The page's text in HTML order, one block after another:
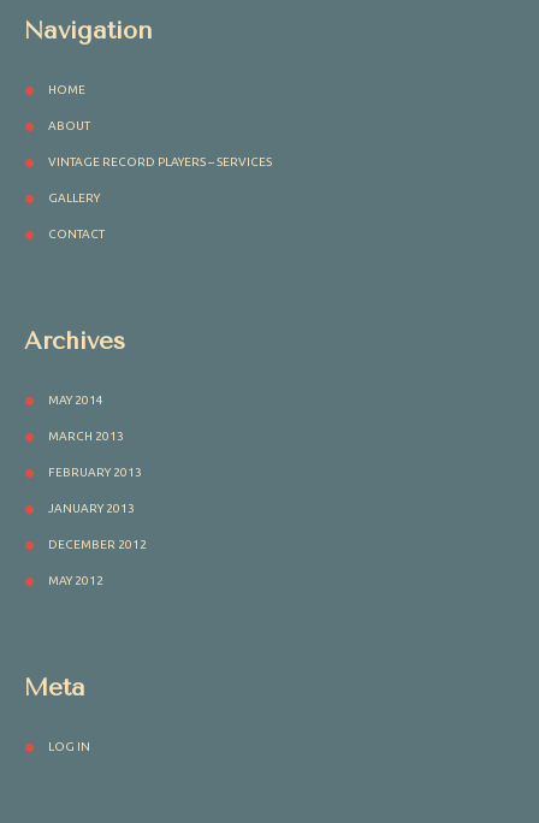
Navigation
HOME
ABOUT
VINTAGE RECORD PLAYERS – SERVICES
GALLERY
CONTACT
Archives
MAY 2014
MARCH 2013
FEBRUARY 2013
JANUARY 2013
DECEMBER 2012
MAY 2012
Meta
LOG IN